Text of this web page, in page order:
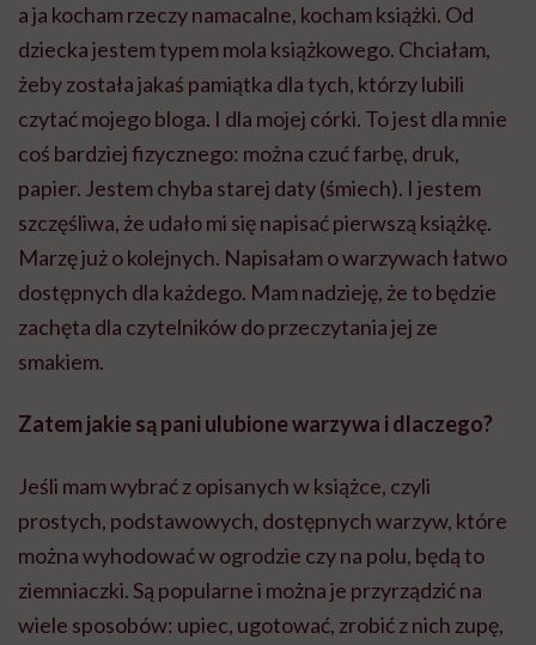
a ja kocham rzeczy namacalne, kocham książki. Od
dziecka jestem typem mola książkowego. Chciałam,
żeby została jakaś pamiątka dla tych, którzy lubili
czytać mojego bloga. I dla mojej córki. To jest dla mnie
coś bardziej fizycznego: można czuć farbę, druk,
papier. Jestem chyba starej daty (śmiech). I jestem
szczęśliwa, że udało mi się napisać pierwszą książkę.
Marzę już o kolejnych. Napisałam o warzywach łatwo
dostępnych dla każdego. Mam nadzieję, że to będzie
zachęta dla czytelników do przeczytania jej ze
smakiem.
Zatem jakie są pani ulubione warzywa i dlaczego?
Jeśli mam wybrać z opisanych w książce, czyli
prostych, podstawowych, dostępnych warzyw, które
można wyhodować w ogrodzie czy na polu, będą to
ziemniaczki. Są popularne i można je przyrządzić na
wiele sposobów: upiec, ugotować, zrobić z nich zupę,